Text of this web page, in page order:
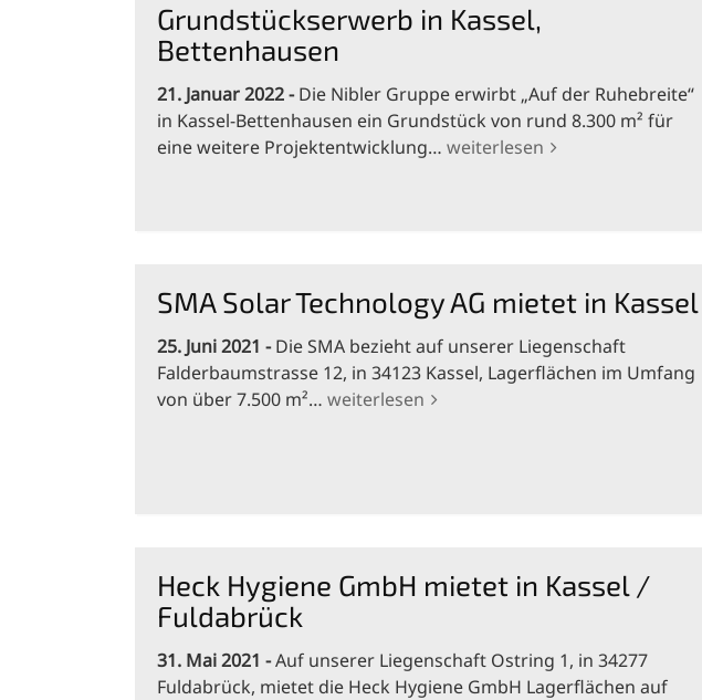
Grundstückserwerb in Kassel,
Bettenhausen
21. Januar 2022
Die Nibler Gruppe erwirbt „Auf der Ruhebreite“
in Kassel-Bettenhausen ein Grundstück von rund 8.300 m² für
eine weitere Projektentwicklung… weiterlesen
SMA Solar Technology AG mietet in Kassel
25. Juni 2021
Die SMA bezieht auf unserer Liegenschaft
Falderbaumstrasse 12, in 34123 Kassel, Lagerflächen im Umfang
von über 7.500 m²… weiterlesen
Heck Hygiene GmbH mietet in Kassel /
Fuldabrück
31. Mai 2021
Auf unserer Liegenschaft Ostring 1, in 34277
Fuldabrück, mietet die Heck Hygiene GmbH Lagerflächen auf